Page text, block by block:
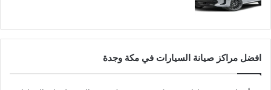
افضل مراكز صيانة السيارات في مكة وجدة